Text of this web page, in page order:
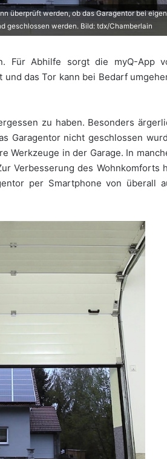
überprüft werden, ob das Garagentor bei
geschlossen werden. Bild: tdx/Chamberlain
Für Abhilfe sorgt die myQ-App
das Tor kann bei Bedarf
zu haben. Besonders
Garagentor nicht geschlossen
Werkzeuge in der Garage. In
Verbesserung des Wohnkomforts
per Smartphone von überall